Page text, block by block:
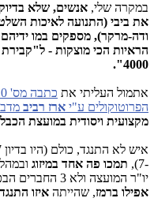
במקרה שלי, אנשים, שלא
את ביבי (התנועה לאיכות
ודה-מרקר), מספקים במו
הראיות הכי מוצקות -
4000".
אתמול העליתי את כתבה מס' 10 בסדרה
הפרוטוקולים ע"י ארז רביב
מקצועית ויסודית במועצת
-7),
תמכו פה אחד במיזוג
יו"ר המועצה ולא 3 החברים הבכירים ביותר ממשרד התקשורת)
אפילו ברמז, שהייתה איזו